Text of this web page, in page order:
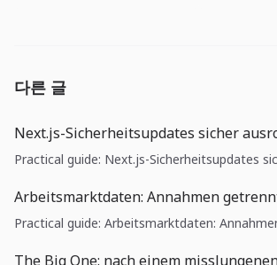
다른 글
Next.js-Sicherheitsupdates sicher
Practical guide: Next.js-Sicherheitsupdates
Arbeitsmarktdaten: Annahmen
Practical guide: Arbeitsmarktdaten:
The Big One: nach einem